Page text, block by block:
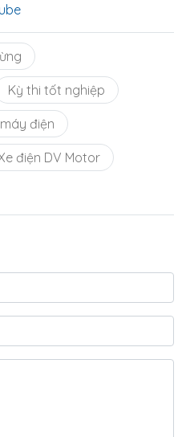
Kỳ thi tốt nghiệp
điện
điện DV Motor